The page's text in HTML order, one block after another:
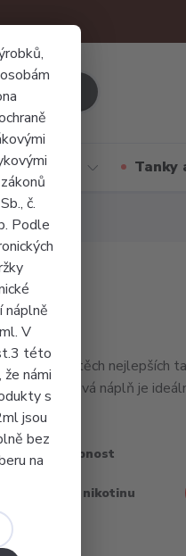
č.
Podle
náplně
V
této
námi
s
jsou
bez
na
cigarety Tanky
Směs těch nejlepších
tabáková náplň je
Dostupnost
Obsah nikotinu